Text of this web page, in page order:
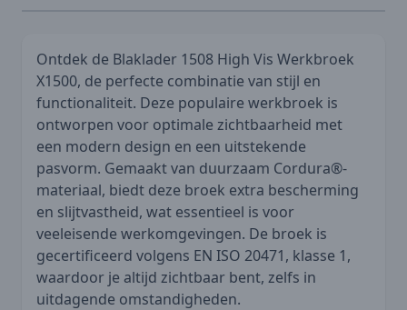
Ontdek de Blaklader 1508 High Vis Werkbroek
X1500, de perfecte combinatie van stijl en
functionaliteit. Deze populaire werkbroek is
ontworpen voor optimale zichtbaarheid met
een modern design en een uitstekende
pasvorm. Gemaakt van duurzaam Cordura®-
materiaal, biedt deze broek extra bescherming
en slijtvastheid, wat essentieel is voor
veeleisende werkomgevingen. De broek is
gecertificeerd volgens EN ISO 20471, klasse 1,
waardoor je altijd zichtbaar bent, zelfs in
uitdagende omstandigheden.